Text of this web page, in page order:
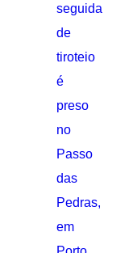
seguida
de
tiroteio
é
preso
no
Passo
das
Pedras,
em